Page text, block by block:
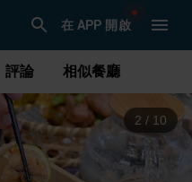
在 APP 開啟
評論 相似餐廳
3 / 10